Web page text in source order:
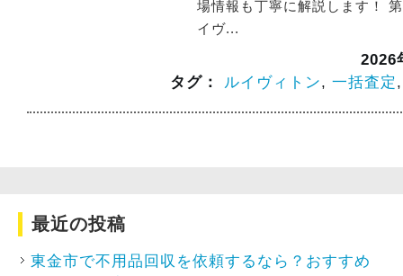
場情報も丁寧に解説します！
イヴ...
2026
タグ：
ルイヴィトン, 一括査定
最近の投稿
東金市で不用品回収を依頼するなら？おすすめ